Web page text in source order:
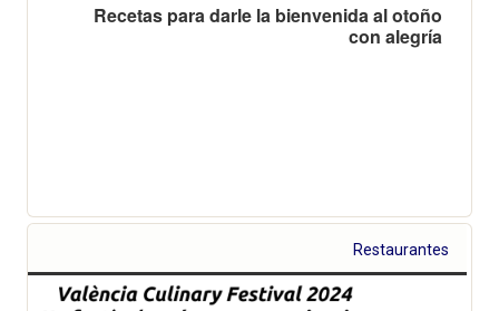
Recetas para darle la bienvenida al otoño
con alegría
Restaurantes